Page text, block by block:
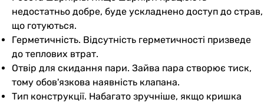
недостатньо добре, буде ускладнено доступ до страв,
що готуються.
Герметичність. Відсутність герметичності призведе
до теплових втрат.
Отвір для скидання пари. Зайва пара створює тиск,
тому обов'язкова наявність клапана.
Тип конструкції. Набагато зручніше, якщо кришка